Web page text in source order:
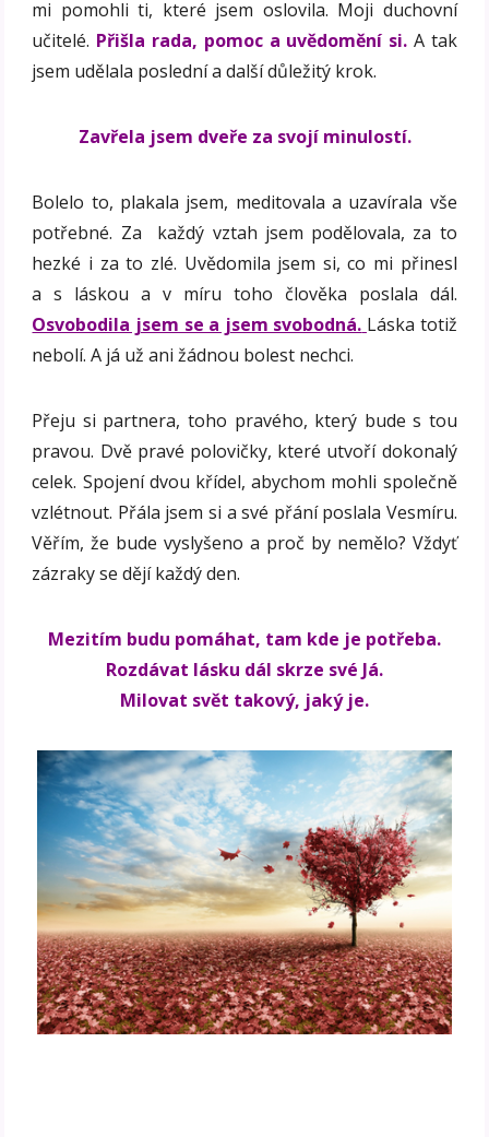
mi pomohli ti, které jsem oslovila. Moji duchovní
učitelé. Přišla rada, pomoc a uvědomění si. A tak
jsem udělala poslední a další důležitý krok.
Zavřela jsem dveře za svojí minulostí.
Bolelo to, plakala jsem, meditovala a uzavírala vše
potřebné. Za každý vztah jsem podělovala, za to
hezké i za to zlé. Uvědomila jsem si, co mi přinesl
a s láskou a v míru toho člověka poslala dál.
Osvobodila jsem se a jsem svobodná. Láska totiž
nebolí. A já už ani žádnou bolest nechci.
Přeju si partnera, toho pravého, který bude s tou
pravou. Dvě pravé polovičky, které utvoří dokonalý
celek. Spojení dvou křídel, abychom mohli společně
vzlétnout. Přála jsem si a své přání poslala Vesmíru.
Věřím, že bude vyslyšeno a proč by nemělo? Vždyť
zázraky se dějí každý den.
Mezitím budu pomáhat, tam kde je potřeba.
Rozdávat lásku dál skrze své Já.
Milovat svět takový, jaký je.